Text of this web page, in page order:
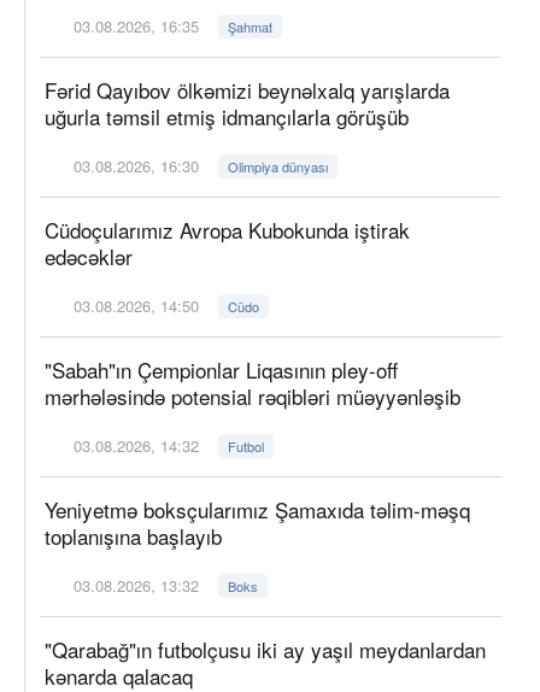
03.08.2026, 16:35 Şahmat
Fərid Qayıbov ölkəmizi beynəlxalq yarışlarda
uğurla təmsil etmiş idmançılarla görüşüb
03.08.2026, 16:30 Olimpiya dünyası
Cüdoçularımız Avropa Kubokunda iştirak
edəcəklər
03.08.2026, 14:50 Cüdo
"Sabah"ın Çempionlar Liqasının pley-off
mərhələsində potensial rəqibləri müəyyənləşib
03.08.2026, 14:32 Futbol
Yeniyetmə boksçularımız Şamaxıda təlim-məşq
toplanışına başlayıb
03.08.2026, 13:32 Boks
"Qarabağ"ın futbolçusu iki ay yaşıl meydanlardan
kənarda qalacaq